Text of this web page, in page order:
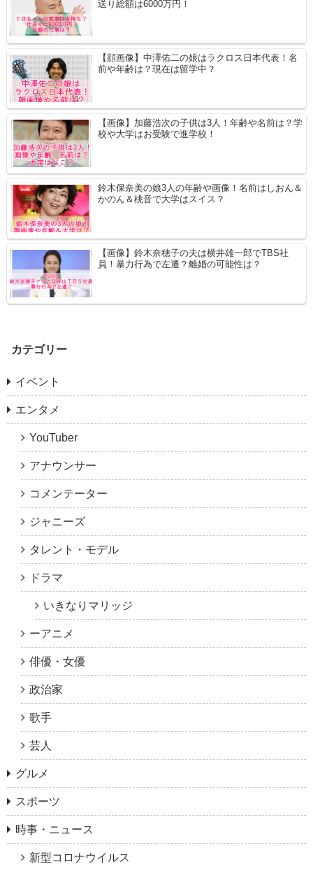
送り総額は6000万円！
【顔画像】中澤佑二の娘はラクロス日本代表！名
前や年齢は？現在は留学中？
【画像】加藤浩次の子供は3人！年齢や名前は？学
校や大学はお受験で進学校！
鈴木保奈美の娘3人の年齢や画像！名前はしおん＆
かのん＆桃音で大学はスイス？
【画像】鈴木奈穂子の夫は横井雄一郎でTBS社
員！暴力行為で左遷？離婚の可能性は？
カテゴリー
イベント
エンタメ
YouTuber
アナウンサー
コメンテーター
ジャニーズ
タレント・モデル
ドラマ
いきなりマリッジ
ーアニメ
俳優・女優
政治家
歌手
芸人
グルメ
スポーツ
時事・ニュース
新型コロナウイルス